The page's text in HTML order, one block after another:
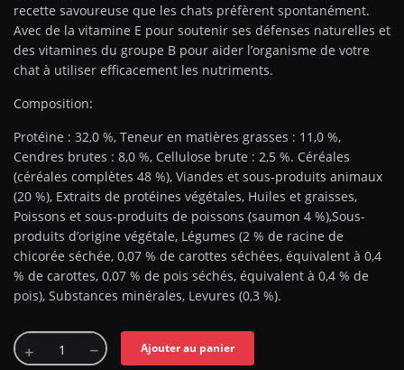
recette savoureuse que les chats préfèrent spontanément.
Avec de la vitamine E pour soutenir ses défenses naturelles et
des vitamines du groupe B pour aider l’organisme de votre
chat à utiliser efficacement les nutriments.
Composition:
Protéine : 32,0 %, Teneur en matières grasses : 11,0 %,
Cendres brutes : 8,0 %, Cellulose brute : 2,5 %. Céréales
(céréales complètes 48 %), Viandes et sous-produits animaux
(20 %), Extraits de protéines végétales, Huiles et graisses,
Poissons et sous-produits de poissons (saumon 4 %),Sous-
produits d’origine végétale, Légumes (2 % de racine de
chicorée séchée, 0,07 % de carottes séchées, équivalent à 0,4
% de carottes, 0,07 % de pois séchés, équivalent à 0,4 % de
pois), Substances minérales, Levures (0,3 %).
Ajouter au panier